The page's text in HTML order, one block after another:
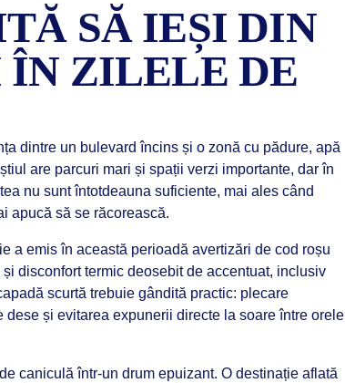
SĂ IEȘI DIN
ÎN ZILELE DE
dintre un bulevard încins și o zonă cu pădure, apă
are parcuri mari și spații verzi importante, dar în
nu sunt întotdeauna suficiente, mai ales când
apucă să se răcorească.
a emis în această perioadă avertizări de cod roșu
disconfort termic deosebit de accentuat, inclusiv
scurtă trebuie gândită practic: plecare
și evitarea expunerii directe la soare între orele
caniculă într-un drum epuizant. O destinație aflată